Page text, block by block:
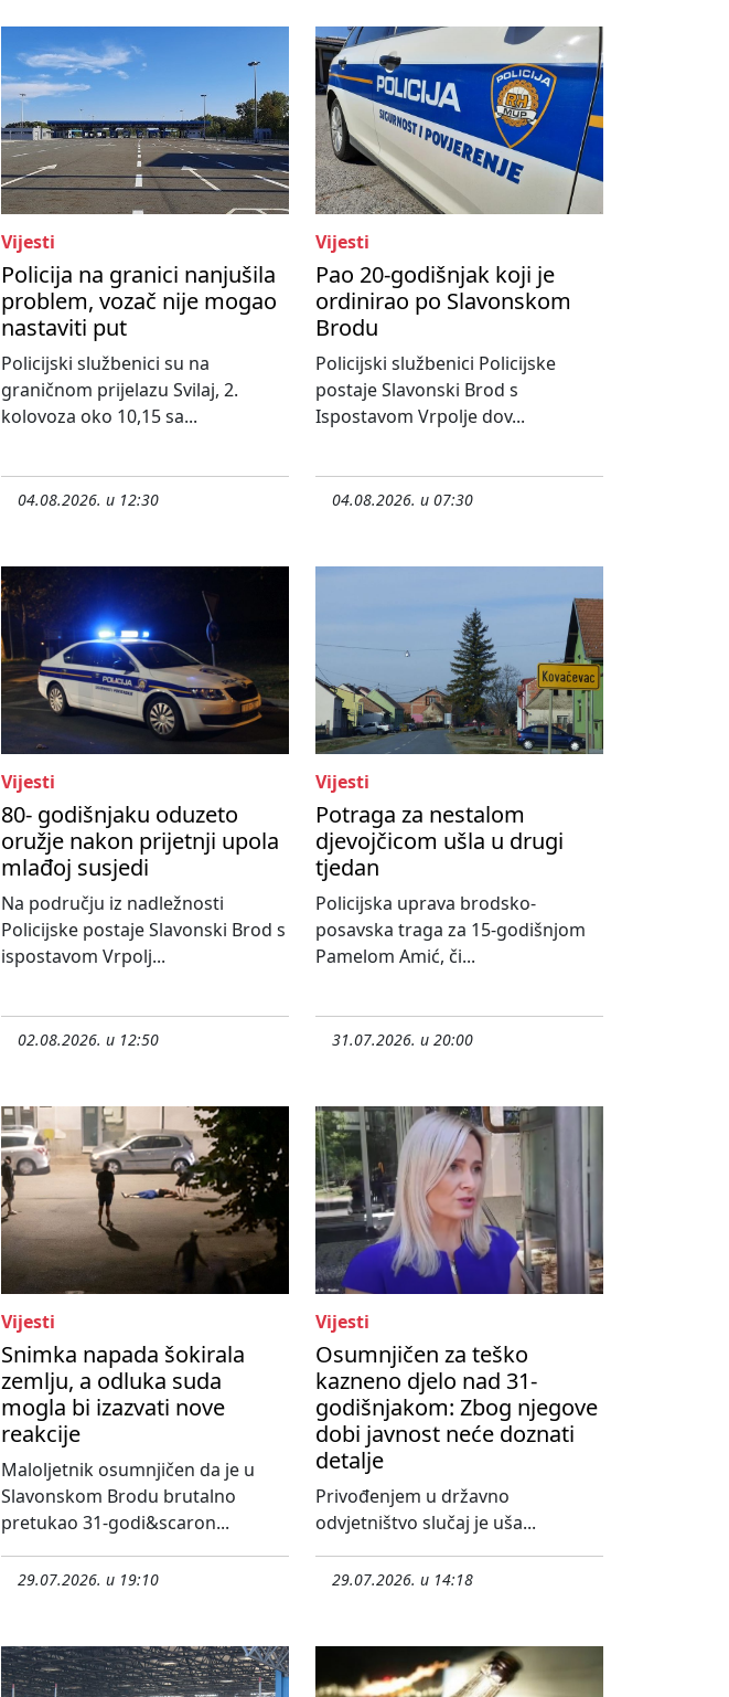
Vijesti
Policija na granici nanjušila
problem, vozač nije mogao
nastaviti put
Policijski službenici su na
graničnom prijelazu Svilaj, 2.
kolovoza oko 10,15 sa...
04.08.2026. u 12:30
Vijesti
Pao 20-godišnjak koji je
ordinirao po Slavonskom
Brodu
Policijski službenici Policijske
postaje Slavonski Brod s
Ispostavom Vrpolje dov...
04.08.2026. u 07:30
Vijesti
80- godišnjaku oduzeto
oružje nakon prijetnji upola
mlađoj susjedi
Na području iz nadležnosti
Policijske postaje Slavonski Brod s
ispostavom Vrpolj...
02.08.2026. u 12:50
Vijesti
Potraga za nestalom
djevojčicom ušla u drugi
tjedan
Policijska uprava brodsko-
posavska traga za 15-godišnjom
Pamelom Amić, či...
31.07.2026. u 20:00
Vijesti
Snimka napada šokirala
zemlju, a odluka suda
mogla bi izazvati nove
reakcije
Maloljetnik osumnjičen da je u
Slavonskom Brodu brutalno
pretukao 31-godi&scaron...
29.07.2026. u 19:10
Vijesti
Osumnjičen za teško
kazneno djelo nad 31-
godišnjakom: Zbog njegove
dobi javnost neće doznati
detalje
Privođenjem u državno
odvjetništvo slučaj je uša...
29.07.2026. u 14:18